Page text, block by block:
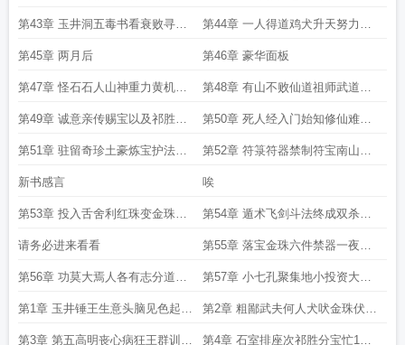
揽待拒绝
第43章 玉井洞五毒书看衰败寻复
兴不服输以及私采砂矿
第44章 一人得道鸡犬升天努力修
炼多多益善再次降神炽燃恶鬼
第45章 两月后 第46章 豪华面板
第47章 怪石石人山神重力黄机华
珠买命以及八卦云光帕
第48章 有山不败仙道祖师武道战
神武师姐妹美妇师徒明天五更
第49章 诚意亲传赐宝以及祁胜的
无理要求明天五更求追读
第50章 死人经入门始知修仙难难
难难第1更求追读
第51章 驻留奇珍土豪炼宝护法二
十一天后第2更求追读
第52章 符箓符器禁制符宝南山蛮
疆以及风雨欲来第3更
新书感言 唉
第53章 投入舌舍利红珠变金珠蛮
疆有五宗 仙魔邪鬼毒第4更
第54章 遁术飞剑斗法终成双杀落
宝第5更晚上还有一更
请务必进来看看 第55章 落宝金珠六件禁器一夜暴
富爽爽爽爽月底求月票
第56章 功莫大焉人各有志分道扬
镳一纸调令子子孙孙求月票
第57章 小七孔聚集地小投资大回
报悔不当初以及我主祁胜
第1章 玉井锤王生意头脑见色起意
好大洞府祁胜小儿求月票
第2章 粗鄙武夫何人犬吠金珠伏宝
搅散祥云一声剑来镇压二孟
第3章 第五高明丧心病狂王群训徒 第4章 石室排座次祁胜分宝忙1号0